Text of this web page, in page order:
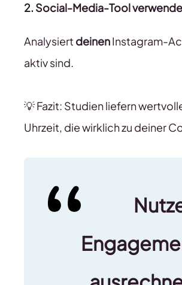
2. Social-Media-Tool
Analysiert deinenInstagram-
aktiv sind.
💡 Fazit: Studien liefern
Uhrzeit, die wirklich zu deiner